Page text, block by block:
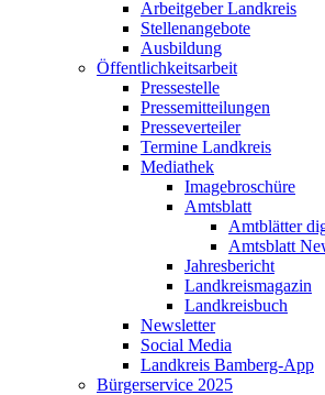
Arbeitgeber Landkreis
Stellenangebote
Ausbildung
Öffentlichkeitsarbeit
Pressestelle
Pressemitteilungen
Presseverteiler
Termine Landkreis
Mediathek
Imagebroschüre
Amtsblatt
Amtblätter
Amtsblatt
Jahresbericht
Landkreismagazin
Landkreisbuch
Newsletter
Social Media
Landkreis Bamberg-App
Bürgerservice 2025